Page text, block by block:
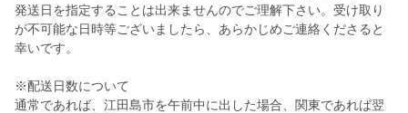
発送日を指定することは出来ませんのでご理解下さい。受け取り
が不可能な日時等ございましたら、あらかじめご連絡くださると
幸いです。
※配送日数について
通常であれば、江田島市を午前中に出した場合、関東であれば翌